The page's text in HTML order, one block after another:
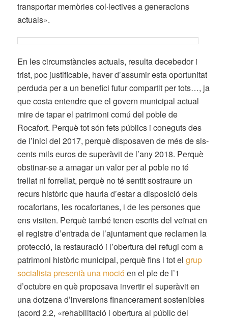
transportar memòries col·lectives a generacions
actuals».
En les circumstàncies actuals, resulta decebedor i
trist, poc justificable, haver d’assumir esta oportunitat
perduda per a un benefici futur compartit per tots…, ja
que costa entendre que el govern municipal actual
mire de tapar el patrimoni comú del poble de
Rocafort. Perquè tot són fets públics i coneguts des
de l’inici del 2017, perquè disposaven de més de sis-
cents mils euros de superàvit de l’any 2018. Perquè
obstinar-se a amagar un valor per al poble no té
trellat ni forrellat, perquè no té sentit sostraure un
recurs històric que hauria d’estar a disposició dels
rocafortans, les rocafortanes, i de les persones que
ens visiten. Perquè també tenen escrits del veïnat en
el registre d’entrada de l’ajuntament que reclamen la
protecció, la restauració i l’obertura del refugi com a
patrimoni històric municipal, perquè fins i tot elgrup
socialista presentà una mocióen el ple de l’1
d’octubre en què proposava invertir el superàvit en
una dotzena d’inversions financerament sostenibles
(acord 2.2, «rehabilitació i obertura al públic del